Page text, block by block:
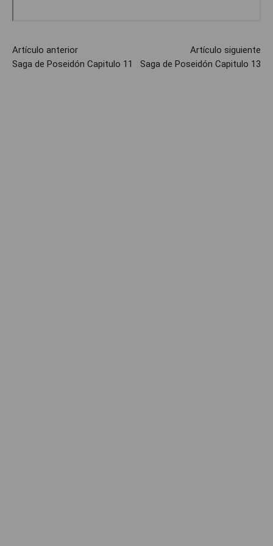
Artículo anterior
Saga de Poseidón Capitulo 11
Artículo siguiente
Saga de Poseidón Capitulo 13